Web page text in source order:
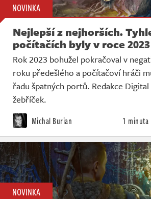
NOVINKA
Nejlepší z nejhorších.
počítačích byly v roce
Rok 2023 bohužel pokračoval v
roku předešlého a počítačoví hráči
řadu špatných portů. Redakce
žebříček.
Michal Burian 1 minuta
NOVINKA